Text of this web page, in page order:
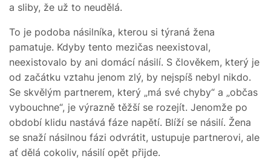
a sliby, že už to neudělá.
To je podoba násilníka, kterou si týraná žena
pamatuje. Kdyby tento mezičas neexistoval,
neexistovalo by ani domácí násilí. S člověkem, který je
od začátku vztahu jenom zlý, by nejspíš nebyl nikdo.
Se skvělým partnerem, který „má své chyby“ a „občas
vybouchne“, je výrazně těžší se rozejít. Jenomže po
období klidu nastává fáze napětí. Blíží se násilí. Žena
se snaží násilnou fázi odvrátit, ustupuje partnerovi, ale
ať dělá cokoliv, násilí opět přijde.